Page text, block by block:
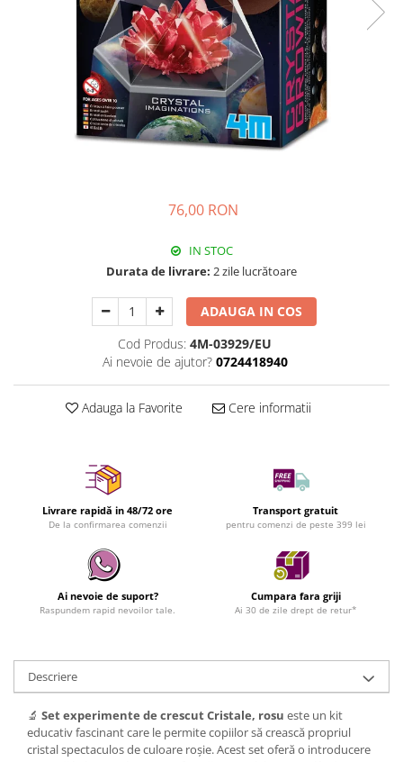
76,00 RON
IN STOC
Durata de livrare: 2 zile lucrătoare
ADAUGA IN COS
Cod Produs: 4M-03929/EU
Ai nevoie de ajutor? 0724418940
Adauga la Favorite Cere informatii
Livrare rapidă in 48/72 ore
De la confirmarea comenzii
Transport gratuit
pentru comenzi de peste 399 lei
Ai nevoie de suport?
Raspundem rapid nevoilor tale.
Cumpara fara griji
Ai 30 de zile drept de retur*
Descriere
🔬 Set experimente de crescut Cristale, rosu este un kit
educativ fascinant care le permite copiilor să crească propriul
cristal spectaculos de culoare roșie. Acest set oferă o introducere